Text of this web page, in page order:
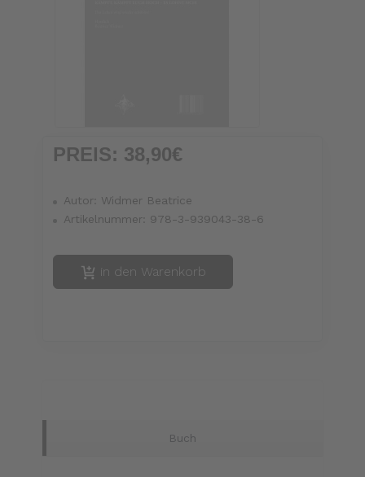
PREIS: 38,90€
Autor: Widmer Beatrice
Artikelnummer: 978-3-939043-38-6
in den Warenkorb
Buch